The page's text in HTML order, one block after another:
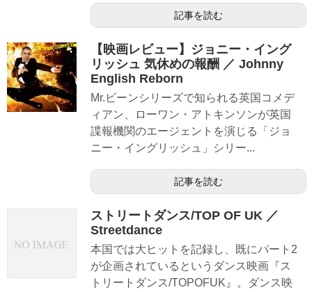
記事を読む
【映画レビュー】ジョニー・イング
リッシュ 気休めの報酬 ／ Johnny
English Reborn
Mr.ビーンシリーズで知られる英国コメデ
ィアン、ローワン・アトキンソンが英国
諜報機関のエージェントを演じる「ジョ
ニー・イングリッシュ」シリー...
記事を読む
ストリートダンス/TOP OF UK ／
Streetdance
本国では大ヒットを記録し、既にパート2
が企画されているというダンス映画『ス
トリートダンス/TOPOFUK』。ダンス映